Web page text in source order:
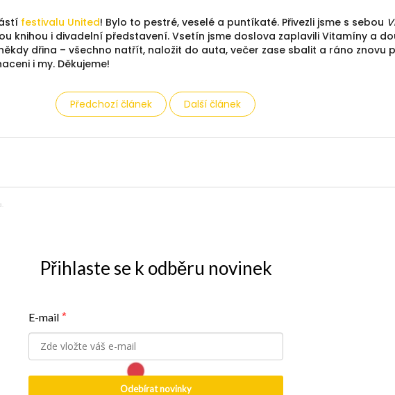
festivalu United! Bylo to pestré, veselé a puntíkaté. Přivezli jsme s sebou
knihou i divadelní představení. Vsetín jsme doslova zaplavili Vitamíny a
dřina – všechno natřít, naložit do auta, večer zase sbalit a ráno znovu
i my. Děkujeme!
Předchozí článek Další článek
Přihlaste se k odběru novinek
E-mail *
Odebírat novinky